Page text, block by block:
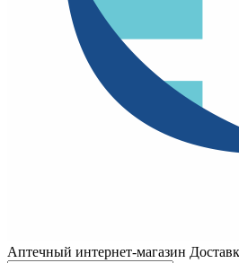
Аптечный интернет-магазин